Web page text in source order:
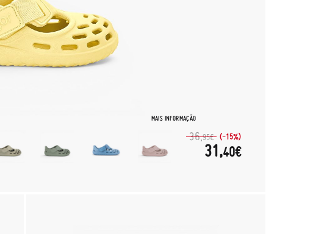
MAIS INFORMAÇÃO
36,95€ (-15%)
31,40€